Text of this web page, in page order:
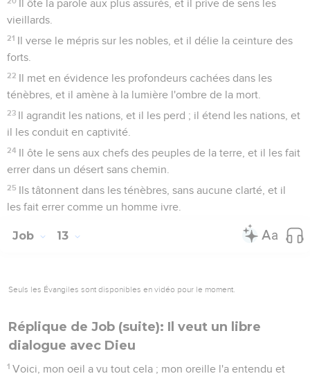
Il ôte la parole aux plus assurés, et il prive de sens les
vieillards.
21 Il verse le mépris sur les nobles, et il délie la ceinture des
forts.
22 Il met en évidence les profondeurs cachées dans les
ténèbres, et il amène à la lumière l'ombre de la mort.
23 Il agrandit les nations, et il les perd ; il étend les nations, et
il les conduit en captivité.
24 Il ôte le sens aux chefs des peuples de la terre, et il les fait
errer dans un désert sans chemin.
25 Ils tâtonnent dans les ténèbres, sans aucune clarté, et il
les fait errer comme un homme ivre.
Job 13
Seuls les Évangiles sont disponibles en vidéo pour le moment.
Réplique de Job (suite): Il veut un libre
dialogue avec Dieu
1 Voici, mon oeil a vu tout cela ; mon oreille l'a entendu et